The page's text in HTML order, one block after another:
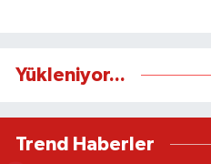
Yükleniyor...
Trend Haberler